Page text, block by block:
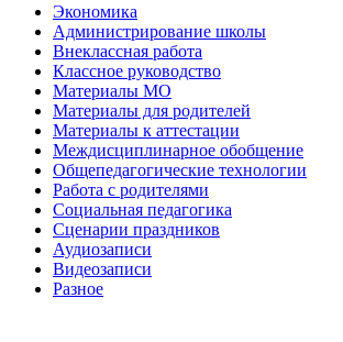
Экономика
Администрирование школы
Внеклассная работа
Классное руководство
Материалы МО
Материалы для родителей
Материалы к аттестации
Междисциплинарное обобщение
Общепедагогические технологии
Работа с родителями
Социальная педагогика
Сценарии праздников
Аудиозаписи
Видеозаписи
Разное